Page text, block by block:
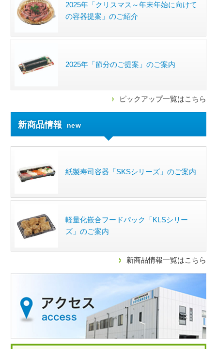
2025年「クリスマス～年末年始に向けて
の容器提案」のご紹介
2025年「節分のご提案」のご案内
ピックアップ一覧はこちら
新商品情報 new
紙製寿司容器「SKSシリーズ」のご案内
軽量化嵌合フードパック「KLSシリー
ズ」のご案内
新商品情報一覧はこちら